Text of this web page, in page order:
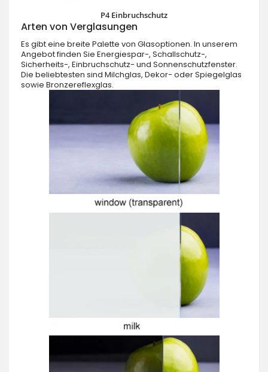
P4 Einbruchschutz
Arten von Verglasungen
Es gibt eine breite Palette von Glasoptionen. In unserem
Angebot finden Sie Energiespar-, Schallschutz-,
Sicherheits-, Einbruchschutz- und Sonnenschutzfenster.
Die beliebtesten sind Milchglas, Dekor- oder Spiegelglas
sowie Bronzereflexglas.